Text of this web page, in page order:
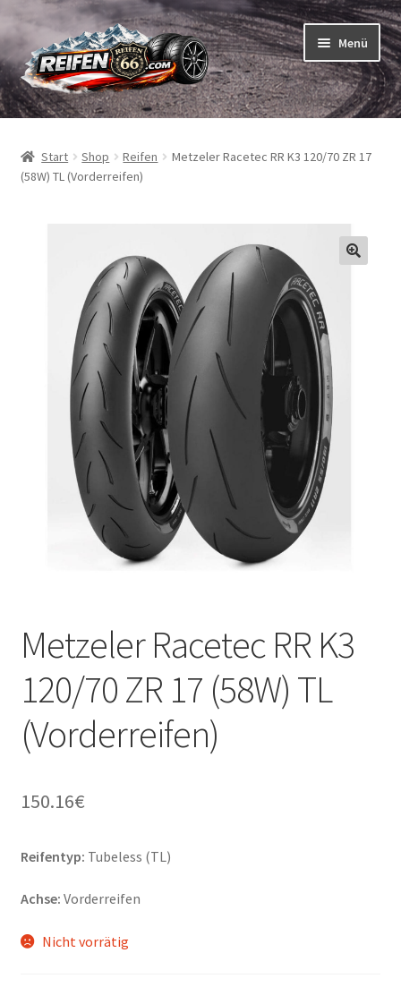
Zur
Navigation
springen
Zum
Inhalt
springen
Menü
Reifen
Schläuche
Reifentests
Start Shop Reifen
Metzeler Racetec RR K3 120/70 ZR 17
(58W) TL (Vorderreifen)
Metzeler Racetec RR K3
120/70 ZR 17 (58W) TL
(Vorderreifen)
150.16€
Reifentyp: Tubeless (TL)
Achse: Vorderreifen
Nicht vorrätig